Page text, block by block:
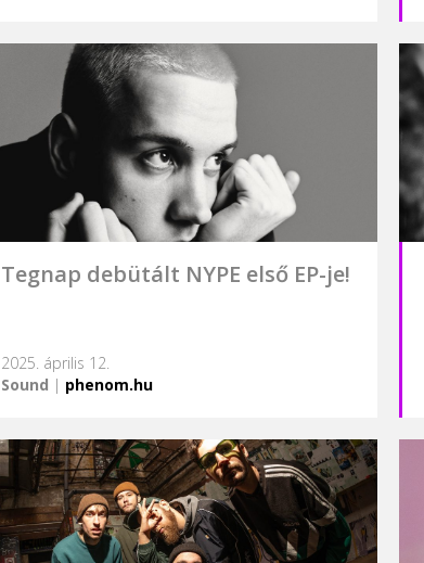
Tegnap debütált NYPE első EP-je!
2025. április 12.
Sound | phenom.hu